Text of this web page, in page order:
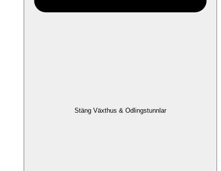
Stäng Växthus & Odlingstunnlar